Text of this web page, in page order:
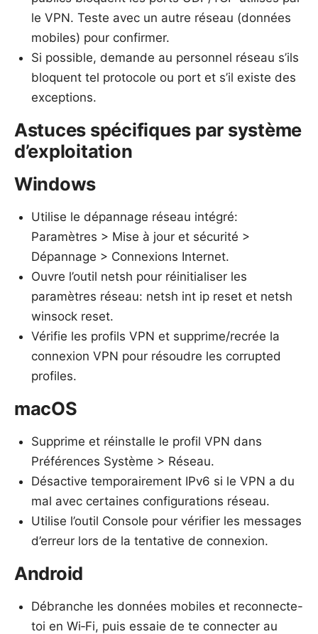
le VPN. Teste avec un autre réseau (données
mobiles) pour confirmer.
Si possible, demande au personnel réseau s’ils
bloquent tel protocole ou port et s’il existe des
exceptions.
Astuces spécifiques par système
d’exploitation
Windows
Utilise le dépannage réseau intégré:
Paramètres > Mise à jour et sécurité >
Dépannage > Connexions Internet.
Ouvre l’outil netsh pour réinitialiser les
paramètres réseau: netsh int ip reset et netsh
winsock reset.
Vérifie les profils VPN et supprime/recrée la
connexion VPN pour résoudre les corrupted
profiles.
macOS
Supprime et réinstalle le profil VPN dans
Préférences Système > Réseau.
Désactive temporairement IPv6 si le VPN a du
mal avec certaines configurations réseau.
Utilise l’outil Console pour vérifier les messages
d’erreur lors de la tentative de connexion.
Android
Débranche les données mobiles et reconnecte-
toi en Wi‑Fi, puis essaie de te connecter au